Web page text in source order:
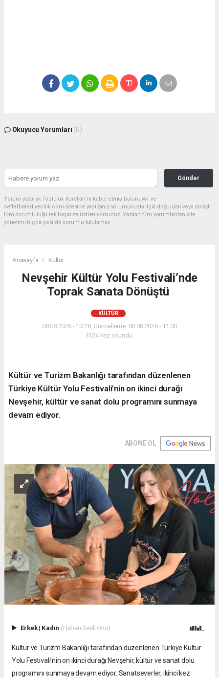
Okuyucu Yorumları (0)
Gönder
Yorum yazarak Topluluk Kuralları’nı kabul etmiş bulunuyor ve
seffafbelediyecilik.com sitesine yaptığınız yorumunuzla ilgili doğrudan veya dolaylı
tüm sorumluluğu tek başınıza üstleniyorsunuz. Yazılan tüm yorumlardan site
yönetimi hiçbir şekilde sorumlu tutulamaz.
Anasayfa Kültür
Nevşehir Kültür Yolu Festivali’nde
Toprak Sanata Dönüştü
KÜLTÜR
08.08.2026 - 10:28, Güncelleme: 08.08.2026 - 11:30
3124 kez okundu.
Kültür ve Turizm Bakanlığı tarafından düzenlenen
Türkiye Kültür Yolu Festivali’nin on ikinci durağı
Nevşehir, kültür ve sanat dolu programını sunmaya
devam ediyor.
ABONE OL
Erkek| Kadın (Haberi Sesli Oku)
Kültür ve Turizm Bakanlığı tarafından düzenlenen Türkiye Kültür
Yolu Festivali’nin on ikinci durağı Nevşehir, kültür ve sanat dolu
programını sunmaya devam ediyor. Sanatseverler, ikinci kez